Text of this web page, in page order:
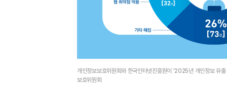
개인정보보호위원회와 한국인터넷진흥원이 '2025년 개인정보 유
보호위원회